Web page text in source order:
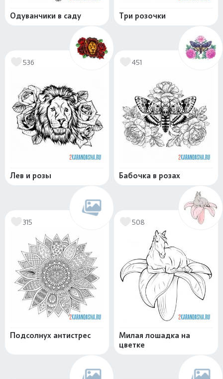
Одуванчики в саду Три розочки
536
Лев и розы
451
Бабочка в розах
315
Подсолнух антистрес
508
Милая лошадка на
цветке